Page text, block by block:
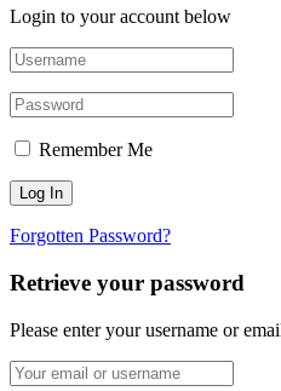
Login to your account below
Remember Me
Forgotten Password?
Retrieve your password
Please enter your username or